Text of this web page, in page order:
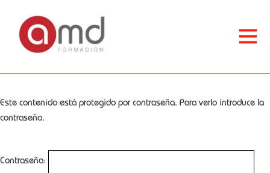
Este contenido está protegido por contraseña. Para verlo introduce la
contraseña.
Contraseña: